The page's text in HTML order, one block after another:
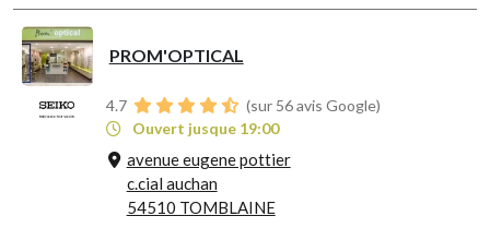
PROM'OPTICAL
4.7
(sur 56 avis Google)
Ouvert jusque 19:00
avenue eugene pottier
c.cial auchan
54510 TOMBLAINE